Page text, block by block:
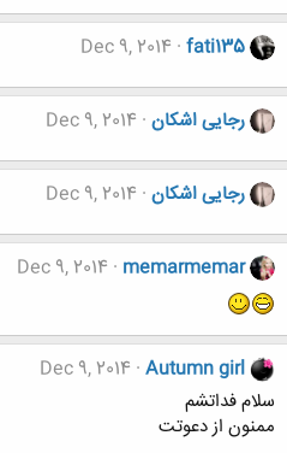
fati135
Dec 9, 2014
رجایی اشکان Dec 9, 2014
رجایی اشکان Dec 9, 2014
memarmemar
Dec 9, 2014
Autumn girl
Dec 9, 2014
سلام فداتشم
ممنون از دعوتت